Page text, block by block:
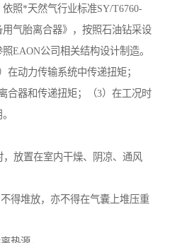
照*天然气行业标准SY/T6760-
用气胎离合器》，按照石油钻采设
EAON公司相关结构设计制造。
在动力传输系统中传递扭矩；
合器和传递扭矩；（3）在工况时
，放置在室内干燥、阴凉、通风
得堆放，亦不得在气囊上堆压重